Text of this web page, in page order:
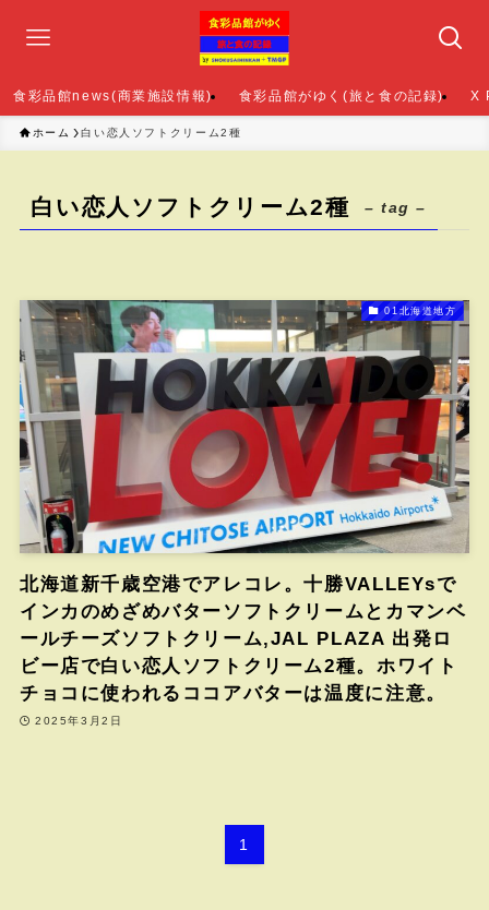
食彩品館news(商業施設情報) 食彩品館がゆく(旅と食の記録) X
ホーム 白い恋人ソフトクリーム2種
白い恋人ソフトクリーム2種 – tag –
01北海道地方
北海道新千歳空港でアレコレ。十勝VALLEYsで
インカのめざめバターソフトクリームとカマンベ
ールチーズソフトクリーム,JAL PLAZA 出発ロ
ビー店で白い恋人ソフトクリーム2種。ホワイト
チョコに使われるココアバターは温度に注意。
2025年3月2日
1